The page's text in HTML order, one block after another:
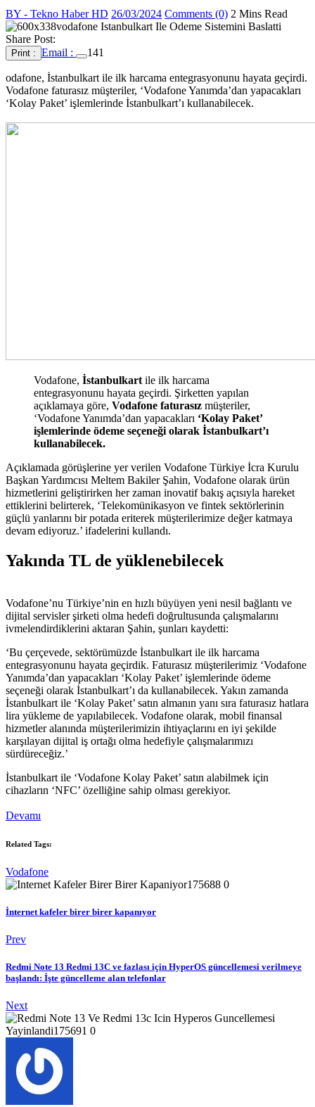
BY - Tekno Haber HD 26/03/2024 Comments (0) 2 Mins Read
Share Post:
Print : Email : 141
odafone, İstanbulkart ile ilk harcama entegrasyonunu hayata geçirdi.
Vodafone faturasız müşteriler, ‘Vodafone Yanımda’dan yapacakları
‘Kolay Paket’ işlemlerinde İstanbulkart’ı kullanabilecek.
Vodafone, İstanbulkart ile ilk harcama
entegrasyonunu hayata geçirdi. Şirketten yapılan
açıklamaya göre, Vodafone faturasız müşteriler,
‘Vodafone Yanımda’dan yapacakları ‘Kolay Paket’
işlemlerinde ödeme seçeneği olarak İstanbulkart’ı
kullanabilecek.
Açıklamada görüşlerine yer verilen Vodafone Türkiye İcra Kurulu
Başkan Yardımcısı Meltem Bakiler Şahin, Vodafone olarak ürün
hizmetlerini geliştirirken her zaman inovatif bakış açısıyla hareket
ettiklerini belirterek, ‘Telekomünikasyon ve fintek sektörlerinin
güçlü yanlarını bir potada eriterek müşterilerimize değer katmaya
devam ediyoruz.’ ifadelerini kullandı.
Yakında TL de yüklenebilecek
Vodafone’nu Türkiye’nin en hızlı büyüyen yeni nesil bağlantı ve
dijital servisler şirketi olma hedefi doğrultusunda çalışmalarını
ivmelendirdiklerini aktaran Şahin, şunları kaydetti:
‘Bu çerçevede, sektörümüzde İstanbulkart ile ilk harcama
entegrasyonunu hayata geçirdik. Faturasız müşterilerimiz ‘Vodafone
Yanımda’dan yapacakları ‘Kolay Paket’ işlemlerinde ödeme
seçeneği olarak İstanbulkart’ı da kullanabilecek. Yakın zamanda
İstanbulkart ile ‘Kolay Paket’ satın almanın yanı sıra faturasız hatlara
lira yükleme de yapılabilecek. Vodafone olarak, mobil finansal
hizmetler alanında müşterilerimizin ihtiyaçlarını en iyi şekilde
karşılayan dijital iş ortağı olma hedefiyle çalışmalarımızı
sürdüreceğiz.’
İstanbulkart ile ‘Vodafone Kolay Paket’ satın alabilmek için
cihazların ‘NFC’ özelliğine sahip olması gerekiyor.
Devamı
Related Tags:
Vodafone
İnternet kafeler birer birer kapanıyor
Prev
Redmi Note 13 Redmi 13C ve fazlası için HyperOS güncellemesi verilmeye
başlandı: İşte güncelleme alan telefonlar
Next